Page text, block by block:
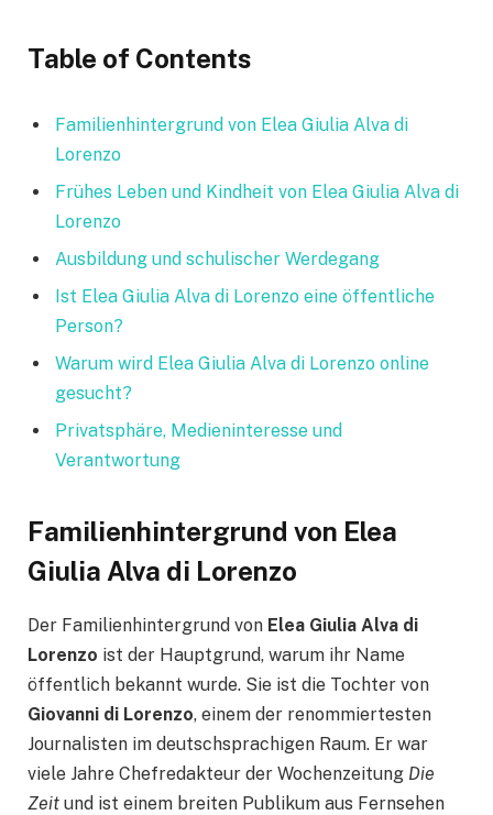
Table of Contents
Familienhintergrund von Elea Giulia Alva di
Lorenzo
Frühes Leben und Kindheit von Elea Giulia Alva di
Lorenzo
Ausbildung und schulischer Werdegang
Ist Elea Giulia Alva di Lorenzo eine öffentliche
Person?
Warum wird Elea Giulia Alva di Lorenzo online
gesucht?
Privatsphäre, Medieninteresse und
Verantwortung
Familienhintergrund von Elea
Giulia Alva di Lorenzo
Der Familienhintergrund von Elea Giulia Alva di
Lorenzo ist der Hauptgrund, warum ihr Name
öffentlich bekannt wurde. Sie ist die Tochter von
Giovanni di Lorenzo, einem der renommiertesten
Journalisten im deutschsprachigen Raum. Er war
viele Jahre Chefredakteur der Wochenzeitung Die
Zeit und ist einem breiten Publikum aus Fernsehen